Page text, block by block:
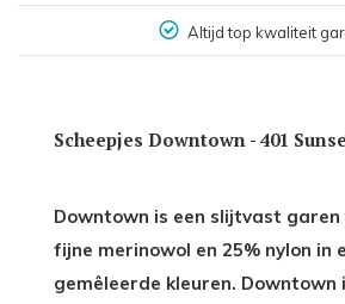
Altijd top kwaliteit
Scheepjes Downtown - 401
Downtown is een slijtvast garen
fijne merinowol en 25% nylon in
gemêleerde kleuren.